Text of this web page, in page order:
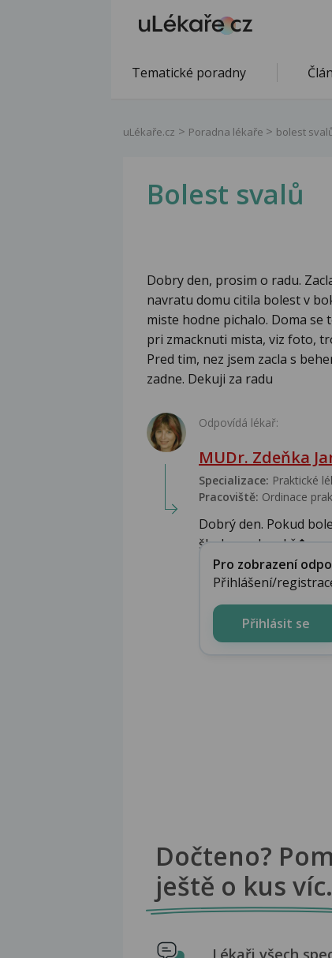
Tematické poradny
uLékaře.cz Poradna lékaře bolest
Bolest svalů
Dobry den, prosim o radu.
navratu domu citila bolest v
miste hodne pichalo. Doma
pri zmacknuti mista, viz foto,
Pred tim, nez jsem zacla s
zadne. Dekuji za radu
Odpovídá lékař:
MUDr. Zdeňka
Specializace: Praktické
Pracoviště: Ordinace
Dobrý den. Pokud
šlachu, nebo zkř�...
Pro zobrazení
Přihlášení/
Přihlásit se
Dočteno?
ještě o kus víc.